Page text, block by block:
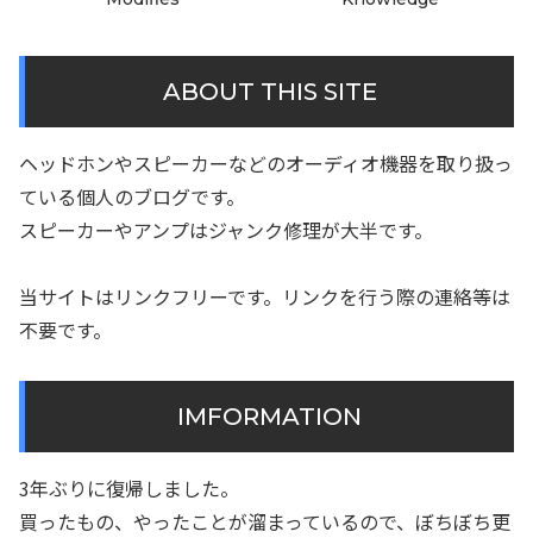
ABOUT THIS SITE
ヘッドホンやスピーカーなどのオーディオ機器を取り扱っ
ている個人のブログです。
スピーカーやアンプはジャンク修理が大半です。
当サイトはリンクフリーです。リンクを行う際の連絡等は
不要です。
IMFORMATION
3年ぶりに復帰しました。
買ったもの、やったことが溜まっているので、ぼちぼち更